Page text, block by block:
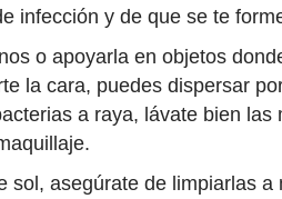
infección y de que se te
o apoyarla en objetos
la cara, puedes dispersar
a raya, lávate bien
sol, asegúrate de limpiarlas